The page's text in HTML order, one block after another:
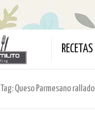
RECETAS
Tag: Queso Parmesano rallado